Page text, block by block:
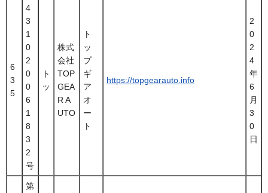
6
3
5
4
3
1
0
2
0
0
6
1
8
3
2
号
ト
ッ
株式
会社
TOP
GEA
R A
UTO
ト
ッ
プ
ギ
ア
オ
ー
ト
https://topgearauto.info
2
0
2
4
年
6
月
3
0
日
第